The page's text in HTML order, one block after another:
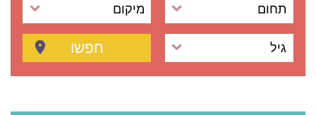
תחום מיקום
גיל חפשו